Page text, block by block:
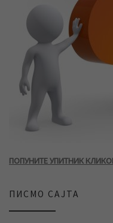
ПОПУНИТЕ УПИТНИК
ПИСМО САЈТА